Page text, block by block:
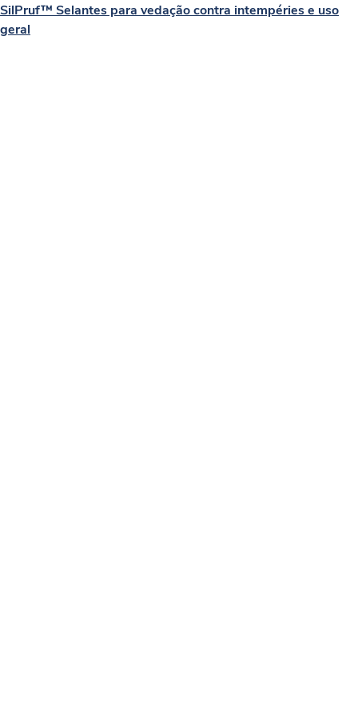
SilPruf™ Selantes para vedação contra intempéries e uso
geral